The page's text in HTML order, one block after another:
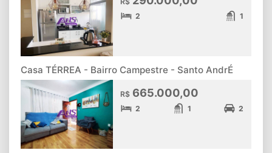
2 1
Casa TÉRREA - Bairro Campestre - Santo AndrÉ
R$ 665.000,00
2 1 2